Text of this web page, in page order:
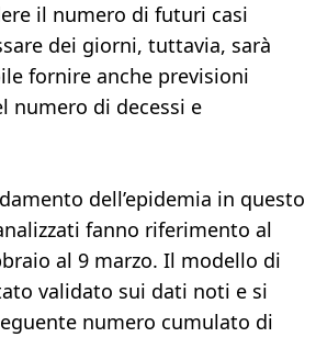
il numero di futuri casi
dei giorni, tuttavia, sarà
fornire anche previsioni
numero di decessi e
dell’epidemia in questo
fanno riferimento al
al 9 marzo. Il modello di
validato sui dati noti e si
numero cumulato di